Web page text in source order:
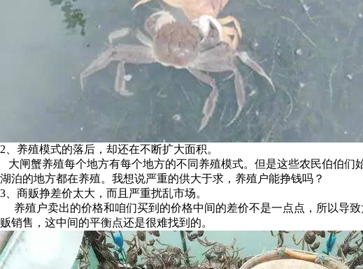
2、养殖模式的落后，却还在不断扩大面积。
大闸蟹养殖每个地方有每个地方的不同养殖模式。但是这些农民伯伯
湖泊的地方都在养殖。我想说严重的供大于求，养殖户能挣钱吗？
3、商贩挣差价太大，而且严重扰乱市场。
养殖户卖出的价格和咱们买到的价格中间的差价不是一点点，所以导
贩销售，这中间的平衡点还是很难找到的。